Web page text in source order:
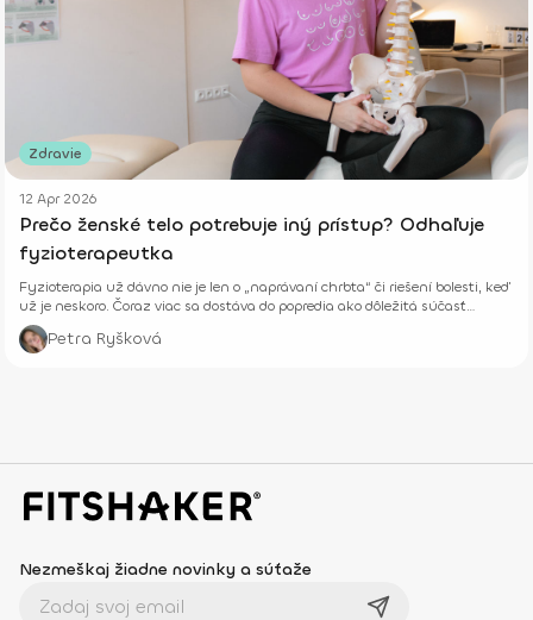
Zdravie
12 Apr 2026
Prečo ženské telo potrebuje iný prístup? Odhaľuje
fyzioterapeutka
Fyzioterapia už dávno nie je len o „naprávaní chrbta“ či riešení bolesti, keď
už je neskoro. Čoraz viac sa dostáva do popredia ako dôležitá súčasť
prevencie, starostlivosti o telo aj celkového zdravia – fyzického aj
psychického.
Petra Ryšková
Nezmeškaj žiadne novinky a súťaže